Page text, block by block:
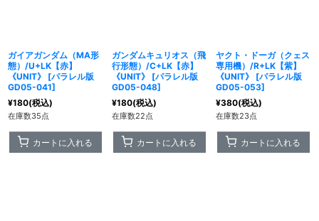
ガイアガンダム（MA形
態）/U+LK【赤】
《UNIT》
[パラレル版
GD05-041]
¥180(税込)
在庫数35点
カートに入れる
ガンダムキュリオス（飛
行形態）/C+LK【赤】
《UNIT》
[パラレル版
GD05-048]
¥180(税込)
在庫数22点
カートに入れる
ヤクト・ドーガ（クェス
専用機）/R+LK【紫】
《UNIT》
[パラレル版
GD05-053]
¥380(税込)
在庫数23点
カートに入れる